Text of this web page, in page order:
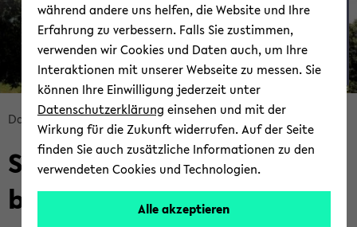
Bread­
crumb
über­
sprin­
gen
Data Sci­ence Tea­ching
© Uni­ver­si­tät Bie­le­feld
Sum­mer 2022: Stich­pro­
ben­theo­rie und sta­tis­ti­
während andere uns helfen, die Website und Ihre
Erfahrung zu verbessern. Falls Sie zustimmen,
verwenden wir Cookies und Daten auch, um Ihre
Interaktionen mit unserer Webseite zu messen. Sie
können Ihre Einwilligung jederzeit unter
Datenschutzerklärung einsehen und mit der
Wirkung für die Zukunft widerrufen. Auf der Seite
finden Sie auch zusätzliche Informationen zu den
verwendeten Cookies und Technologien.
Alle akzeptieren